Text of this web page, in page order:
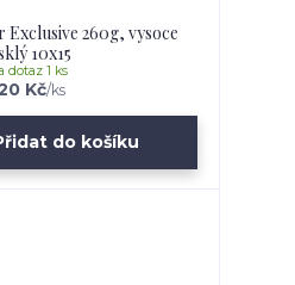
260g, vysoce
10x15
Kč/ks
dotaz 1 ks
do košíku